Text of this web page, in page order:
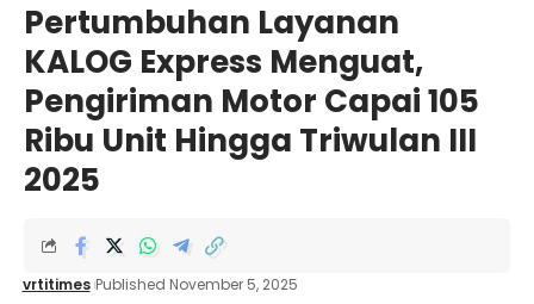
Pertumbuhan Layanan
KALOG Express Menguat,
Pengiriman Motor Capai 105
Ribu Unit Hingga Triwulan III
2025
vrtitimes Published November 5, 2025